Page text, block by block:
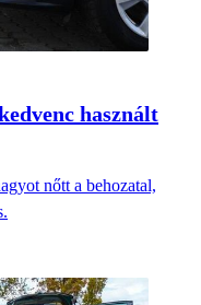
használt
nőtt a behozatal,